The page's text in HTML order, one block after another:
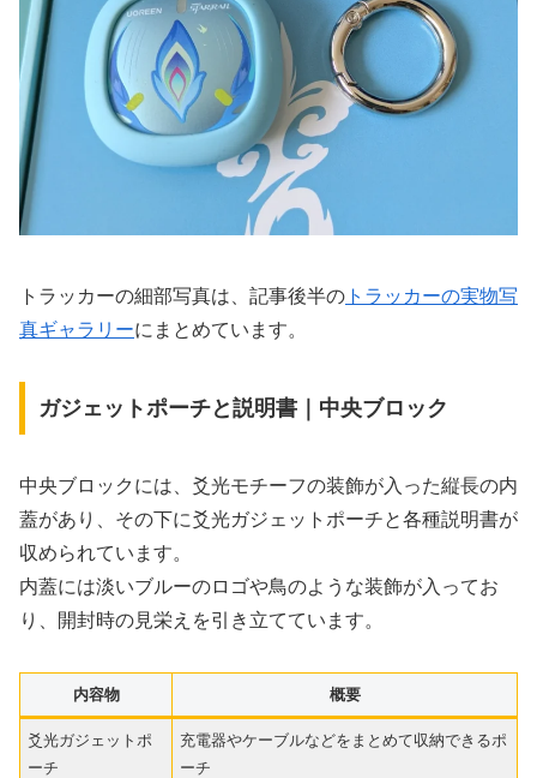
トラッカーの細部写真は、記事後半の トラッカーの実物写
真ギャラリーにまとめています。
ガジェットポーチと説明書｜中央ブロック
中央ブロックには、爻光モチーフの装飾が入った縦長の内
蓋があり、その下に爻光ガジェットポーチと各種説明書が
収められています。
内蓋には淡いブルーのロゴや鳥のような装飾が入ってお
り、開封時の見栄えを引き立てています。
内容物 概要
爻光ガジェットポ
ーチ
充電器やケーブルなどをまとめて収納できるポ
ーチ